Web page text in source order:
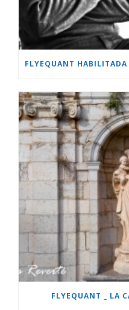
FLYEQUANT _ LA